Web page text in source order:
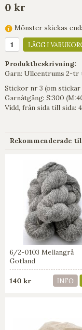
0 kr
Mönster skickas
LÄGG I
Produktbeskrivning:
Garn: Ullcentrums 2-tr
Stickor nr 3 (om
Garnåtgång: S:300
Vidd, från sida till sida:
Rekommenderade
6/2-0103 Mellangrå
Gotland
140 kr INFO